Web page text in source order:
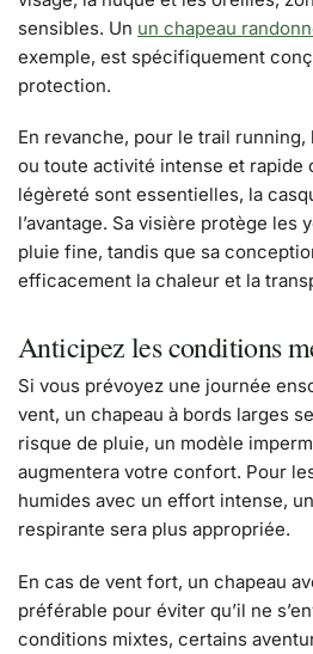
sensibles. Un un chapeau
exemple, est spécifiquement
protection.
En revanche, pour le trail running,
ou toute activité intense et rapide
légèreté sont essentielles, la
l’avantage. Sa visière protège les
pluie fine, tandis que sa
efficacement la chaleur et la
Anticipez les conditions
Si vous prévoyez une journée
vent, un chapeau à bords larges
risque de pluie, un modèle
augmentera votre confort. Pour
humides avec un effort intense,
respirante sera plus appropriée.
En cas de vent fort, un chapeau
préférable pour éviter qu’il ne
conditions mixtes, certains